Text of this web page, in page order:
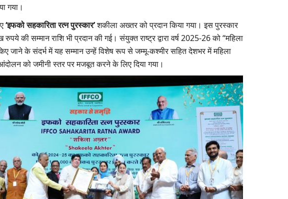
गया।
‘इफको सहकारिता रत्न पुरस्कार’शकीला अख्तर को प्रदान किया गया। इस पुरस्कार
की सम्मान राशि भी प्रदान की गई। संयुक्त राष्ट्र द्वारा वर्ष 2025-26 को “महिला
जाने के संदर्भ में यह सम्मान उन्हें विशेष रूप से जम्मू-कश्मीर सहित देशभर में महिला
को जमीनी स्तर पर मजबूत करने के लिए दिया गया।